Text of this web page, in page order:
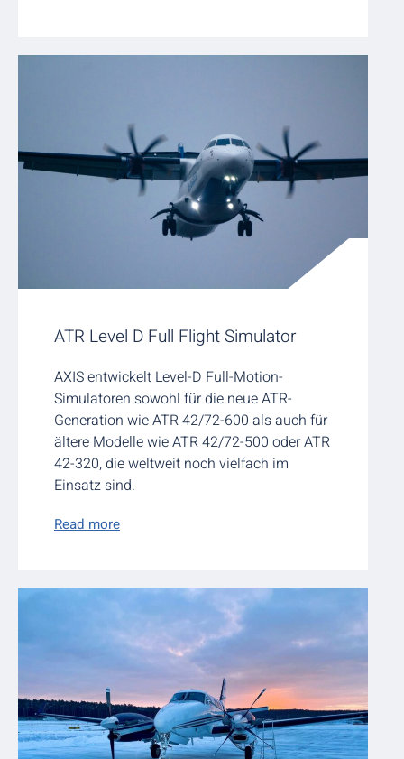
ATR Level D Full Flight Simulator
AXIS entwickelt Level-D Full-Motion-
Simulatoren sowohl für die neue ATR-
Generation wie ATR 42/72-600 als auch für
ältere Modelle wie ATR 42/72-500 oder ATR
42-320, die weltweit noch vielfach im
Einsatz sind.
Read more